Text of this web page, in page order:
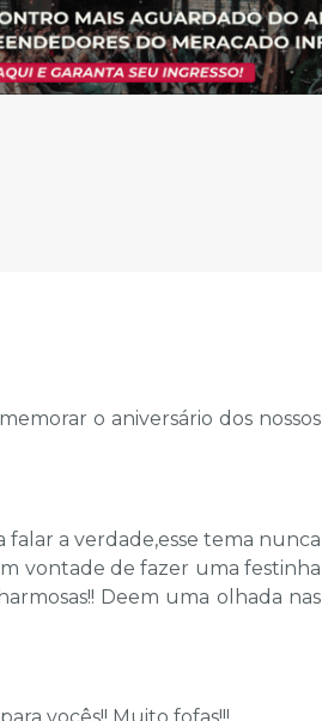
o aniversário dos nossos
falar a verdade,esse tema nunca
vontade de fazer uma festinha
Deem uma olhada nas